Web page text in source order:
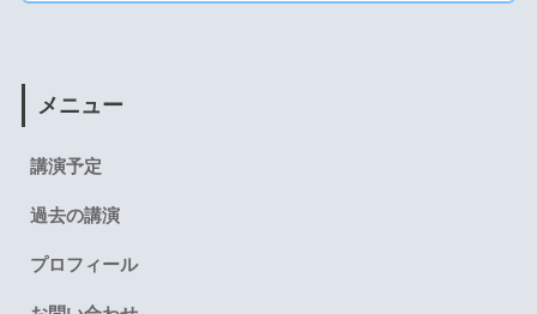
メニュー
講演予定
過去の講演
プロフィール